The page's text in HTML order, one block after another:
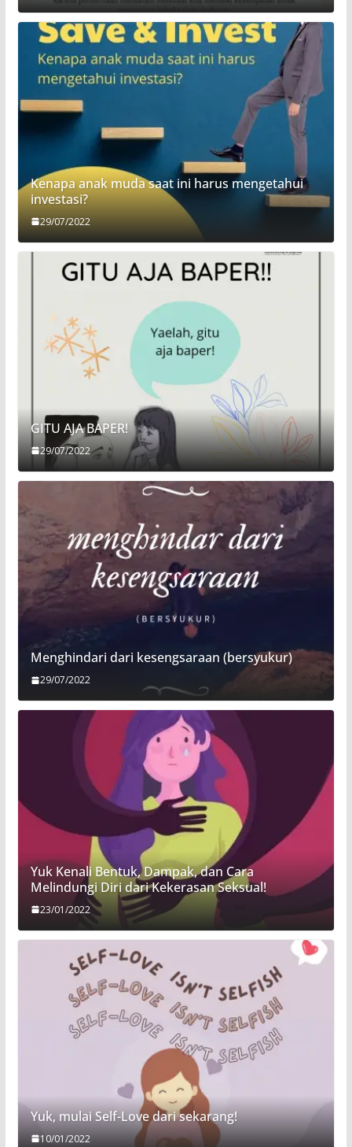
Kenapa anak muda saat ini harus mengetahui
investasi?
29/07/2022
GITU AJA BAPER!
29/07/2022
Menghindari dari kesengsaraan (bersyukur)
29/07/2022
Yuk Kenali Bentuk, Dampak, dan Cara
Melindungi Diri dari Kekerasan Seksual!
23/01/2022
Yuk, mulai Self-Love dari sekarang!
10/01/2022